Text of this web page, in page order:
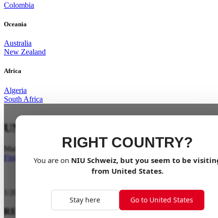
Colombia
Oceania
Australia
New Zealand
Africa
Algeria
South Africa
RIGHT COUNTRY?
You are on NIU Schweiz, but you seem to be
from United States.
Stay here Go to United States
UNLEASH THE BEAST
Mach dich bereit für ein wildes Abenteuer
Finde einen Händler
REIN ELEKTRISCHER XQi3